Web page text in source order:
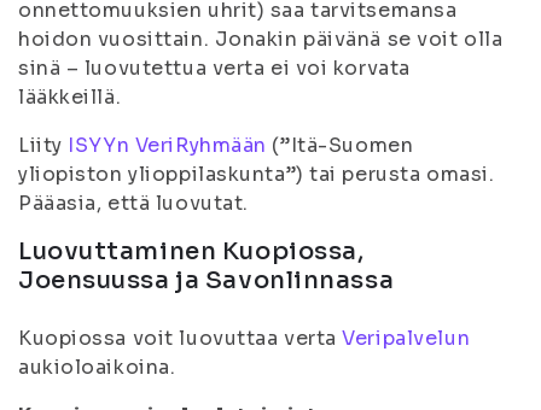
onnettomuuksien uhrit) saa tarvitsemansa
hoidon vuosittain. Jonakin päivänä se voit olla
sinä – luovutettua verta ei voi korvata
lääkkeillä.
Liity ISYYn VeriRyhmään (”Itä-Suomen
yliopiston ylioppilaskunta”) tai perusta omasi.
Pääasia, että luovutat.
Luovuttaminen Kuopiossa,
Joensuussa ja Savonlinnassa
Kuopiossa voit luovuttaa vertaVeripalvelun
aukioloaikoina.